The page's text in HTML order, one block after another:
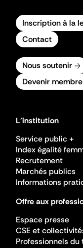
Inscription à la
Contact
Nous soutenir
Devenir membre
L'institution
Service public +
Index égalité
Recrutement
Marchés publics
Informations
Offre aux
Espace presse
CSE et
Professionnels du